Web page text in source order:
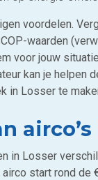
voordelen.
waarden
voor jouw
kan je helpen
in Losser te
in Losser
start rond de